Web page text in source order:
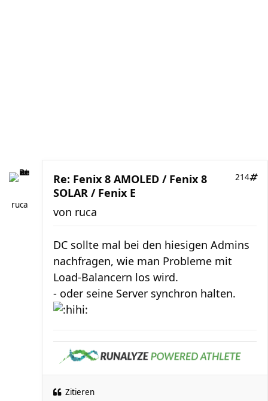
ruca
Re: Fenix 8 AMOLED / Fenix 8
SOLAR / Fenix E
214
von ruca
DC sollte mal bei den hiesigen Admins
nachfragen, wie man Probleme mit
Load-Balancern los wird.
- oder seine Server synchron halten.
Zitieren